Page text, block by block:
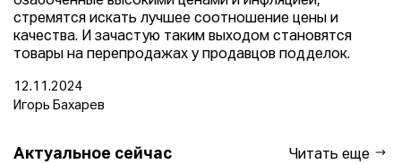
стремятся искать лучшее соотношение цены и
качества. И зачастую таким выходом становятся
товары на перепродажах у продавцов подделок.
12.11.2024
Игорь Бахарев
Актуальное сейчас Читать еще